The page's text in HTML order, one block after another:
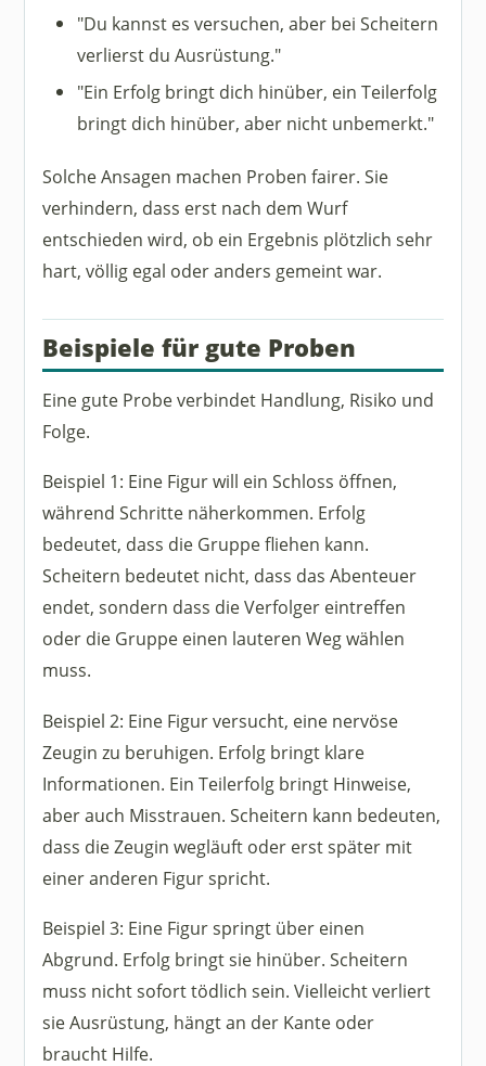
"Du kannst es versuchen, aber bei Scheitern
verlierst du Ausrüstung."
"Ein Erfolg bringt dich hinüber, ein Teilerfolg
bringt dich hinüber, aber nicht unbemerkt."
Solche Ansagen machen Proben fairer. Sie
verhindern, dass erst nach dem Wurf
entschieden wird, ob ein Ergebnis plötzlich sehr
hart, völlig egal oder anders gemeint war.
Beispiele für gute Proben
Eine gute Probe verbindet Handlung, Risiko und
Folge.
Beispiel 1: Eine Figur will ein Schloss öffnen,
während Schritte näherkommen. Erfolg
bedeutet, dass die Gruppe fliehen kann.
Scheitern bedeutet nicht, dass das Abenteuer
endet, sondern dass die Verfolger eintreffen
oder die Gruppe einen lauteren Weg wählen
muss.
Beispiel 2: Eine Figur versucht, eine nervöse
Zeugin zu beruhigen. Erfolg bringt klare
Informationen. Ein Teilerfolg bringt Hinweise,
aber auch Misstrauen. Scheitern kann bedeuten,
dass die Zeugin wegläuft oder erst später mit
einer anderen Figur spricht.
Beispiel 3: Eine Figur springt über einen
Abgrund. Erfolg bringt sie hinüber. Scheitern
muss nicht sofort tödlich sein. Vielleicht verliert
sie Ausrüstung, hängt an der Kante oder
braucht Hilfe.